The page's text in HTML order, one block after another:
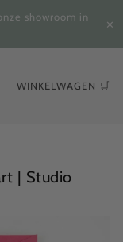
showroom in
✕
WINKELWAGEN 🛒
| Studio